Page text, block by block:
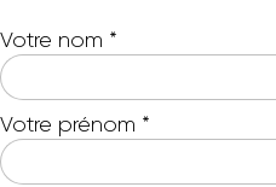
Votre nom *
Votre prénom *